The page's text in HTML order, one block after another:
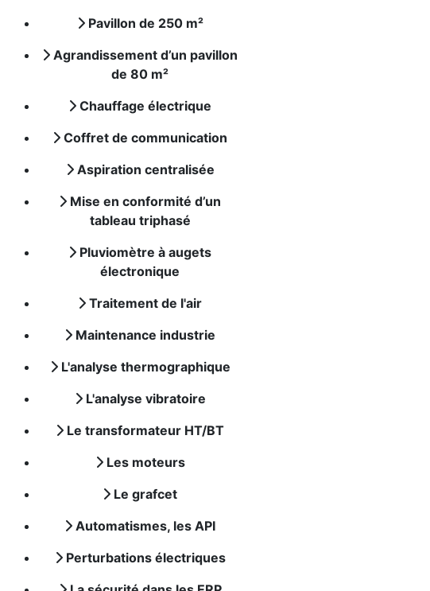
Pavillon de 250 m²
Agrandissement d’un pavillon
de 80 m²
Chauffage électrique
Coffret de communication
Aspiration centralisée
Mise en conformité d’un
tableau triphasé
Pluviomètre à augets
électronique
Traitement de l'air
Maintenance industrie
L'analyse thermographique
L'analyse vibratoire
Le transformateur HT/BT
Les moteurs
Le grafcet
Automatismes, les API
Perturbations électriques